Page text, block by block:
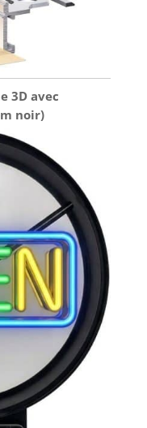
3D avec
noir)